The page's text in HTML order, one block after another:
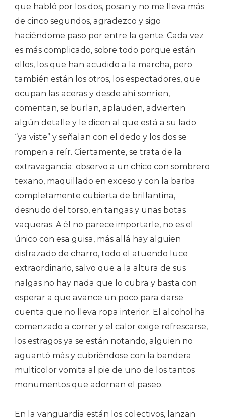
que habló por los dos, posan y no me lleva más
de cinco segundos, agradezco y sigo
haciéndome paso por entre la gente. Cada vez
es más complicado, sobre todo porque están
ellos, los que han acudido a la marcha, pero
también están los otros, los espectadores, que
ocupan las aceras y desde ahí sonríen,
comentan, se burlan, aplauden, advierten
algún detalle y le dicen al que está a su lado
“ya viste” y señalan con el dedo y los dos se
rompen a reír. Ciertamente, se trata de la
extravagancia: observo a un chico con sombrero
texano, maquillado en exceso y con la barba
completamente cubierta de brillantina,
desnudo del torso, en tangas y unas botas
vaqueras. A él no parece importarle, no es el
único con esa guisa, más allá hay alguien
disfrazado de charro, todo el atuendo luce
extraordinario, salvo que a la altura de sus
nalgas no hay nada que lo cubra y basta con
esperar a que avance un poco para darse
cuenta que no lleva ropa interior. El alcohol ha
comenzado a correr y el calor exige refrescarse,
los estragos ya se están notando, alguien no
aguantó más y cubriéndose con la bandera
multicolor vomita al pie de uno de los tantos
monumentos que adornan el paseo.
En la vanguardia están los colectivos, lanzan